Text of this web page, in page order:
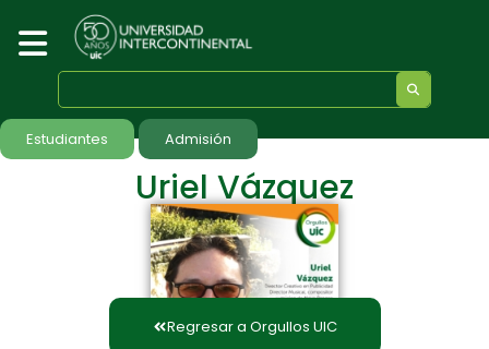
Estudiantes Admisión
Uriel Vázquez
Regresar a Orgullos UIC